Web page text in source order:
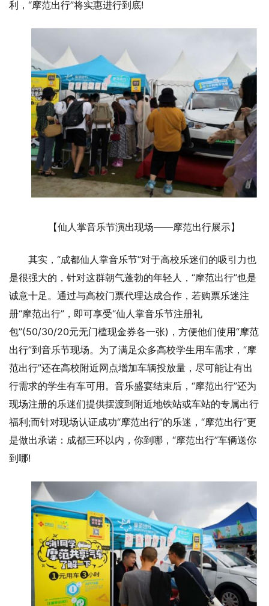
利，“摩范出行”将实惠进行到底!
【仙人掌音乐节演出现场——摩范出行展示】
其实，“成都仙人掌音乐节”对于高校乐迷们的吸引力也
是很强大的，针对这群朝气蓬勃的年轻人，“摩范出行”也是
诚意十足。通过与高校门票代理达成合作，若购票乐迷注
册“摩范出行”，即可享受“仙人掌音乐节注册礼
包”(50/30/20元无门槛现金券各一张)，方便他们使用“摩范
出行”到音乐节现场。为了满足众多高校学生用车需求，“摩
范出行”还在高校附近网点增加车辆投放量，尽可能让有出
行需求的学生有车可用。音乐盛宴结束后，“摩范出行”还为
现场注册的乐迷们提供摆渡到附近地铁站或车站的专属出行
福利;而针对现场认证成功“摩范出行”的乐迷，“摩范出行”更
是做出承诺：成都三环以内，你到哪，“摩范出行”车辆送你
到哪!